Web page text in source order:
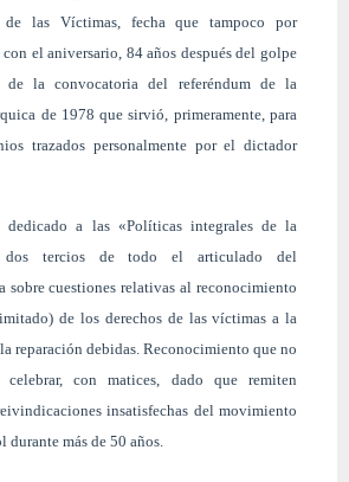
las Víctimas, fecha que tampoco por
el aniversario, 84 años después del golpe
de la convocatoria del referéndum de la
de 1978 que sirvió, primeramente, para
trazados personalmente por el dictador
a las «Políticas integrales de la
dos tercios de todo el articulado del
sobre cuestiones relativas al reconocimiento
de los derechos de las víctimas a la
reparación debidas. Reconocimiento que no
con matices, dado que remiten
insatisfechas del movimiento
durante más de 50 años.